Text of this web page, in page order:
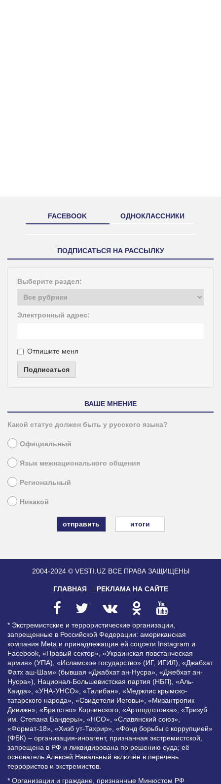
FACEBOOK ОДНОКЛАССНИКИ
ПОДПИСАТЬСЯ НА РАССЫЛКУ
Выберите раздел:
Электронный адрес:
Отпишите меня
Подписаться
ВАШЕ МНЕНИЕ
Какой статус должен быть у русского языка?
Официальный
Язык межнационального общения
Региональный
Никакой
итоги
2004-2024 © VESTI.UZ ВСЕ ПРАВА ЗАЩИЩЕНЫ
ГЛАВНАЯ РЕКЛАМА НА САЙТЕ
* Экстремистские и террористические организации,
запрещенные в Российской Федерации: американская
компания Meta и принадлежащие ей соцсети Instagram и
Facebook, «Правый сектор», «Украинская повстанческая
армия» (УПА), «Исламское государство» (ИГ, ИГИЛ), «Джабхат
Фатх аш-Шам» (бывшая «Джабхат ан-Нусра», «Джебхат ан-
Нусра»), Национал-Большевистская партия (НБП), «Аль-
Каида», «УНА-УНСО», «Талибан», «Меджлис крымско-
татарского народа», «Свидетели Иеговы», «Мизантропик
Дивижн», «Братство» Корчинского, «Артподготовка», «Тризуб
им. Степана Бандеры», «НСО», «Славянский союз»,
«Формат-18», «Хизб ут-Тахрир», «Фонд борьбы с коррупцией»
(ФБК) – организация-иноагент, признанная экстремистской,
запрещена в РФ и ликвидирована по решению суда; её
основатель Алексей Навальный включён в перечень
террористов и экстремистов.
* Организации и граждане, признанные Минюстом РФ